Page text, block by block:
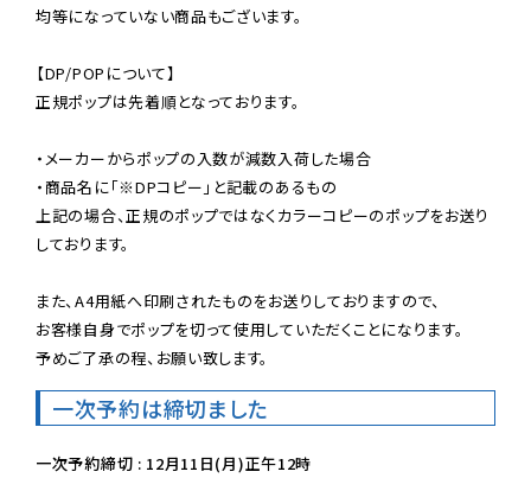
均等になっていない商品もございます。
【DP/POPについて】
正規ポップは先着順となっております。
・メーカーからポップの入数が減数入荷した場合
・商品名に「※DPコピー」と記載のあるもの
上記の場合、正規のポップではなくカラーコピーのポップをお送り
しております。
また、A4用紙へ印刷されたものをお送りしておりますので、
お客様自身でポップを切って使用していただくことになります。
予めご了承の程、お願い致します。
一次予約は締切ました
一次予約締切 : 12月11日(月)正午12時